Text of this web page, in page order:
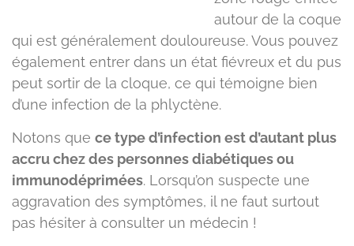
autour de la coque
qui est généralement douloureuse. Vous pouvez
également entrer dans un état fiévreux et du pus
peut sortir de la cloque, ce qui témoigne bien
d’une infection de la phlyctène.
Notons que ce type d’infection est d’autant plus
accru chez des personnes diabétiques ou
immunodéprimées. Lorsqu’on suspecte une
aggravation des symptômes, il ne faut surtout
pas hésiter à consulter un médecin !